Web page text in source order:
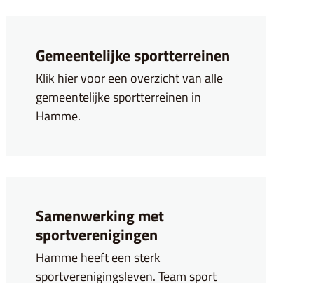
Gemeentelijke sportterreinen
Klik hier voor een overzicht van alle
gemeentelijke sportterreinen in
Hamme.
Samenwerking met
sportverenigingen
Hamme heeft een sterk
sportverenigingsleven. Team sport